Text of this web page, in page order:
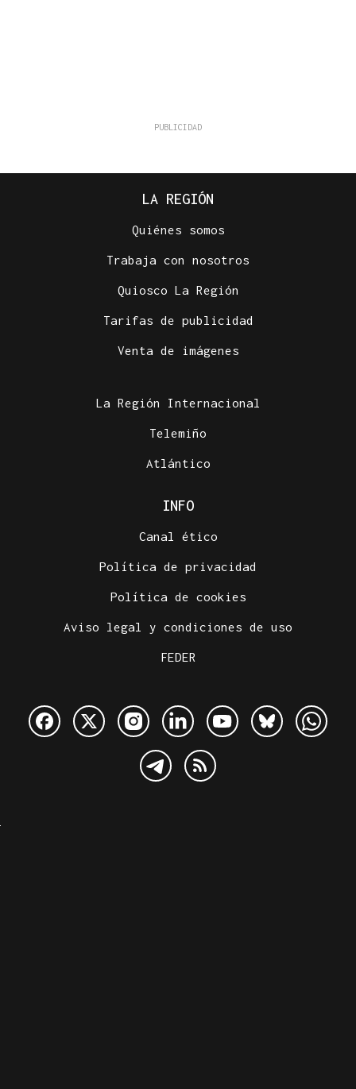
LA REGIÓN
Quiénes somos
Trabaja con nosotros
Quiosco La Región
Tarifas de publicidad
Venta de imágenes
La Región Internacional
Telemiño
Atlántico
INFO
Canal ético
Política de privacidad
Política de cookies
Aviso legal y condiciones de uso
FEDER